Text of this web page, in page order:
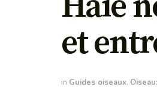
et
in Guides oiseaux,